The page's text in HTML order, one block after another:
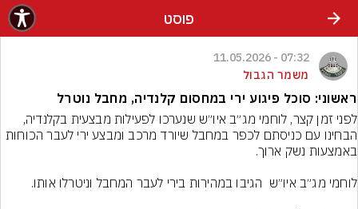
פוסט
07:32 - 11.05.2026
משמר הגבול
ראשוני: סוכל פיגוע ירי במחסום קלנדיה, מחבל נוטרל